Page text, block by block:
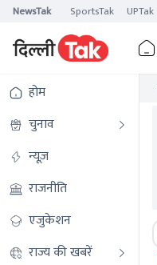
NewsTak SportsTak UPTak
होम
चुनाव
न्यूज़
राजनीति
एजुकेशन
राज्य की खबरें